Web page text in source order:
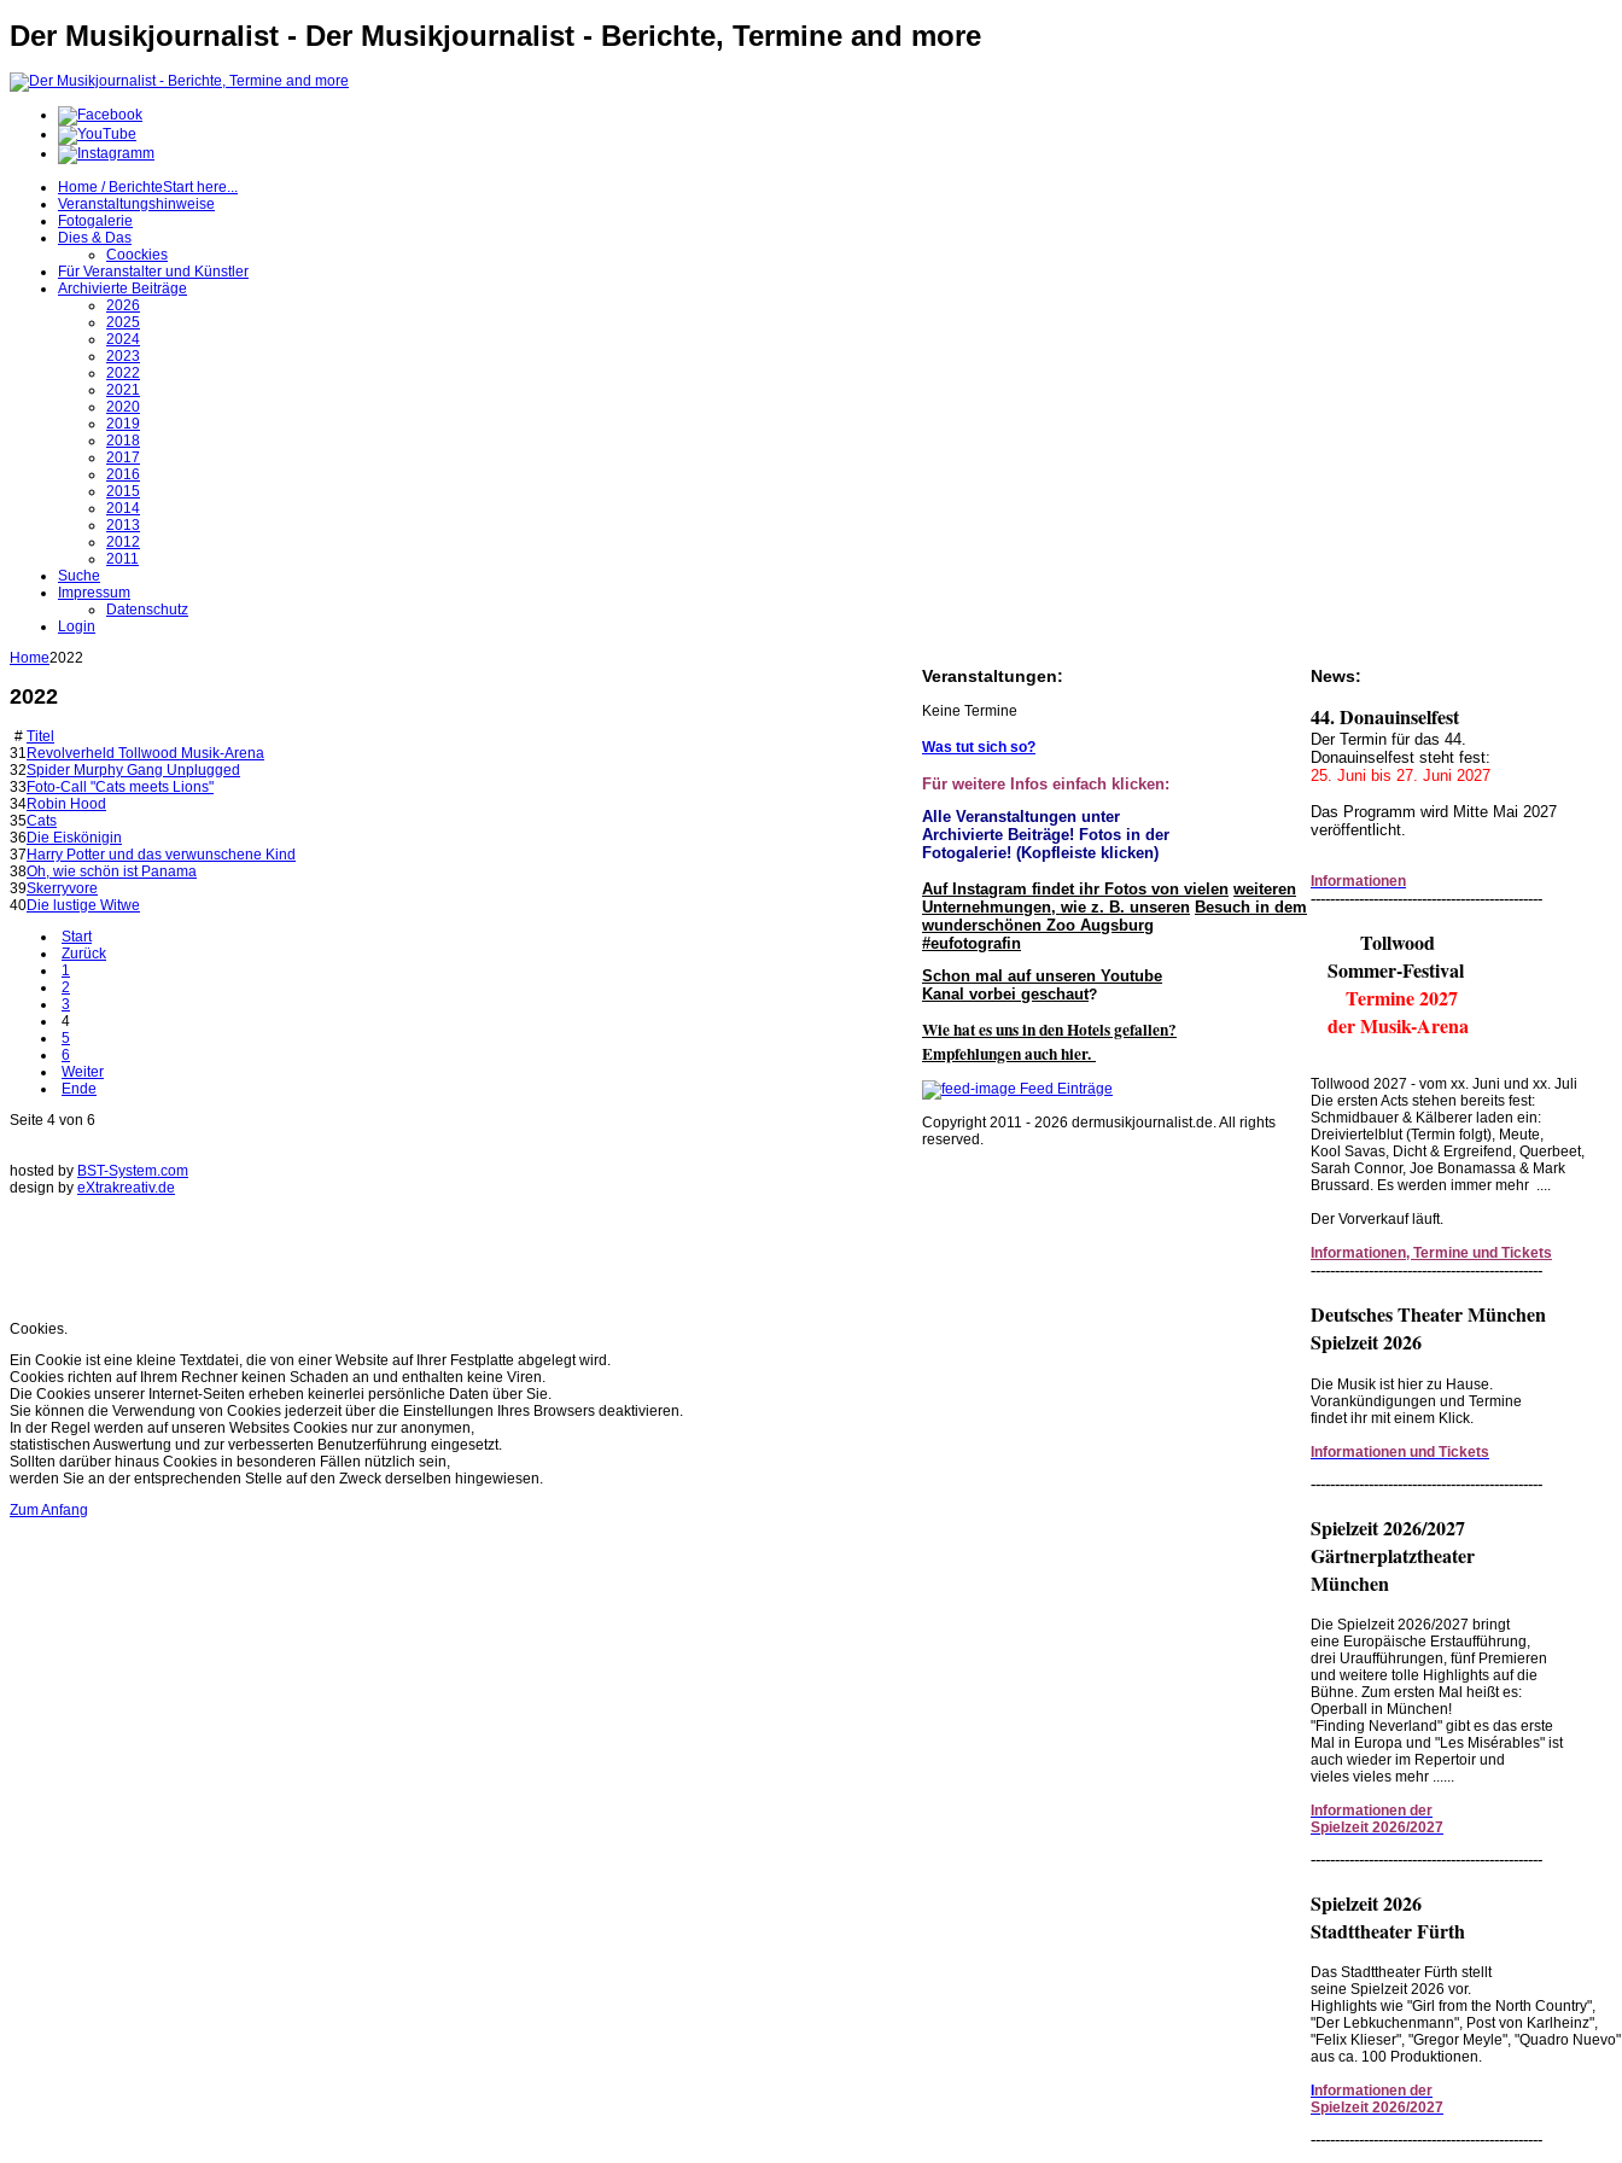
Der Musikjournalist - Der Musikjournalist - Berichte, Termine and more
Home / BerichteStart here...
Veranstaltungshinweise
Fotogalerie
Dies & Das
Coockies
Für Veranstalter und Künstler
Archivierte Beiträge
2026
2025
2024
2023
2022
2021
2020
2019
2018
2017
2016
2015
2014
2013
2012
2011
Suche
Impressum
Datenschutz
Login
Home2022
2022
# Titel
31 Revolverheld Tollwood Musik-Arena
32Spider Murphy Gang Unplugged
33Foto-Call "Cats meets Lions"
34Robin Hood
35Cats
36 Die Eiskönigin
37 Harry Potter und das verwunschene Kind
38Oh, wie schön ist Panama
39Skerryvore
40Die lustige Witwe
Start
Zurück
1
2
3
4
5
6
Weiter
Ende
Seite 4 von 6
Veranstaltungen:
Keine Termine
Was tut sich so?
Für weitere Infos einfach klicken:
Alle Veranstaltungen unter
Archivierte Beiträge! Fotos in der
Fotogalerie! (Kopfleiste klicken)
Auf Instagram findet ihr Fotos von vielen weiteren
Unternehmungen, wie z. B. unseren Besuch in dem
wunderschönen Zoo Augsburg
#eufotografin
Schon mal auf unseren Youtube
Kanal vorbei geschaut?
Wie hat es uns in den Hotels gefallen?
Empfehlungen auch hier.
News:
44. Donauinselfest
Der Termin für das 44.
Donauinselfest steht fest:
25. Juni bis 27. Juni 2027
Das Programm wird Mitte Mai 2027
veröffentlicht.
Informationen
------------------------------------------------
Tollwood
Sommer-Festival
Termine 2027
der Musik-Arena
Tollwood 2027 - vom xx. Juni und xx. Juli
Die ersten Acts stehen bereits fest:
Schmidbauer & Kälberer laden ein:
Dreiviertelblut (Termin folgt), Meute,
Kool Savas, Dicht & Ergreifend, Querbeet,
Sarah Connor, Joe Bonamassa & Mark
Brussard. Es werden immer mehr ....
Der Vorverkauf läuft.
Informationen, Termine und Tickets
------------------------------------------------
Deutsches Theater München
Spielzeit 2026
Die Musik ist hier zu Hause.
Vorankündigungen und Termine
findet ihr mit einem Klick.
Informationen und Tickets
------------------------------------------------
Spielzeit 2026/2027
Gärtnerplatztheater
München
Die Spielzeit 2026/2027 bringt
eine Europäische Erstaufführung,
drei Uraufführungen, fünf Premieren
und weitere tolle Highlights auf die
Bühne. Zum ersten Mal heißt es:
Operball in München!
"Finding Neverland" gibt es das erste
Mal in Europa und "Les Misérables" ist
auch wieder im Repertoir und
vieles vieles mehr ......
Informationen der
Spielzeit 2026/2027
------------------------------------------------
Spielzeit 2026
Stadttheater Fürth
Das Stadttheater Fürth stellt
seine Spielzeit 2026 vor.
Highlights wie "Girl from the North Country",
"Der Lebkuchenmann", Post von Karlheinz",
"Felix Klieser", "Gregor Meyle", "Quadro Nuevo"
aus ca. 100 Produktionen.
Informationen der
Spielzeit 2026/2027
------------------------------------------------
Feed Einträge
Copyright 2011 - 2026 dermusikjournalist.de. All rights
reserved.
hosted by BST-System.com
design by eXtrakreativ.de
Cookies.
Ein Cookie ist eine kleine Textdatei, die von einer Website auf Ihrer Festplatte abgelegt wird.
Cookies richten auf Ihrem Rechner keinen Schaden an und enthalten keine Viren.
Die Cookies unserer Internet-Seiten erheben keinerlei persönliche Daten über Sie.
Sie können die Verwendung von Cookies jederzeit über die Einstellungen Ihres Browsers deaktivieren.
In der Regel werden auf unseren Websites Cookies nur zur anonymen,
statistischen Auswertung und zur verbesserten Benutzerführung eingesetzt.
Sollten darüber hinaus Cookies in besonderen Fällen nützlich sein,
werden Sie an der entsprechenden Stelle auf den Zweck derselben hingewiesen.
Zum Anfang